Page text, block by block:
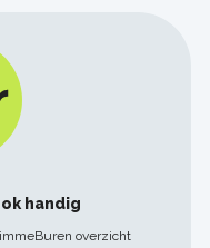
handig
overzicht